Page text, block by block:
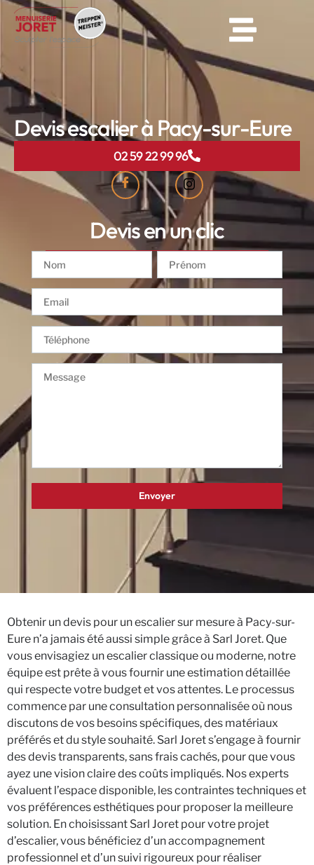
Devis escalier à Pacy-sur-Eure
02 59 22 99 96
Devis en un clic
Obtenir un devis pour un escalier sur mesure à Pacy-sur-
Eure n’a jamais été aussi simple grâce à Sarl Joret. Que
vous envisagiez un escalier classique ou moderne, notre
équipe est prête à vous fournir une estimation détaillée
qui respecte votre budget et vos attentes. Le processus
commence par une consultation personnalisée où nous
discutons de vos besoins spécifiques, des matériaux
préférés et du style souhaité. Sarl Joret s’engage à fournir
des devis transparents, sans frais cachés, pour que vous
ayez une vision claire des coûts impliqués. Nos experts
évaluent l’espace disponible, les contraintes techniques et
vos préférences esthétiques pour proposer la meilleure
solution. En choisissant Sarl Joret pour votre projet
d’escalier, vous bénéficiez d’un accompagnement
professionnel et d’un suivi rigoureux pour réaliser